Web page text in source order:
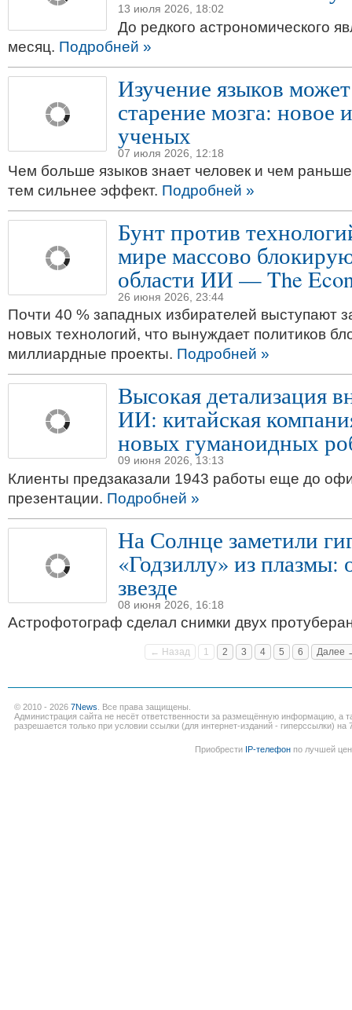
13 июля 2026, 18:02
До редкого астрономического
месяц. Подробней »
Изучение языков
старение мозга: новое
ученых
07 июля 2026, 12:18
Чем больше языков знает человек и чем
тем сильнее эффект. Подробней »
Бунт против
мире массово
области ИИ — The
26 июня 2026, 23:44
Почти 40 % западных избирателей выступают
новых технологий, что вынуждает политиков
миллиардные проекты. Подробней »
Высокая детализация
ИИ: китайская
новых гуманоидных
09 июня 2026, 13:13
Клиенты предзаказали 1943 работы еще до
презентации. Подробней »
На Солнце заметили
«Годзиллу» из плазмы:
звезде
08 июня 2026, 16:18
Астрофотограф сделал снимки двух
← Назад 1 2 3 4 5 6 Далее
© 2010 - 2026 7News . Все права защищены.
Администрация сайта не несёт ответственности за размещённую информацию, а
разрешается только при условии ссылки (для интернет-изданий - гиперссылки) на
Приобрести IP-телефон по лучшей